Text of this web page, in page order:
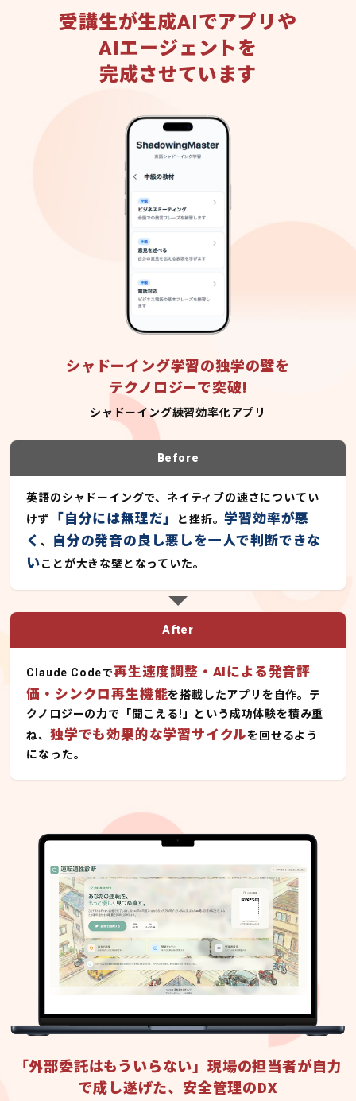
受講生が生成AIでアプリや
AIエージェントを
完成させています
シャドーイング学習の独学の壁を
テクノロジーで突破!
シャドーイング練習効率化アプリ
Before
英語のシャドーイングで、ネイティブの速さについてい
けず
「自分には無理だ」 と挫折。学習効率が悪
く、
自分の発音の良し悪しを一人で判断できな
いことが大きな壁となっていた。
After
Claude Codeで再生速度調整・AIによる発音評
価・シンクロ再生機能を搭載したアプリを自作。テ
クノロジーの力で「聞こえる!」という成功体験を積み重
ね、独学でも効果的な学習サイクルを回せるよう
になった。
「外部委託はもういらない」現場の担当者が自力
で成し遂げた、安全管理のDX